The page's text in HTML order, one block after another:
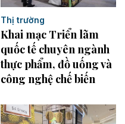
Thị trường
Khai mạc Triển lãm
quốc tế chuyên ngành
thực phẩm, đồ uống và
công nghệ chế biến